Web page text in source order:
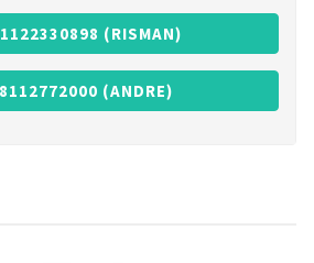
(RISMAN)
(ANDRE)